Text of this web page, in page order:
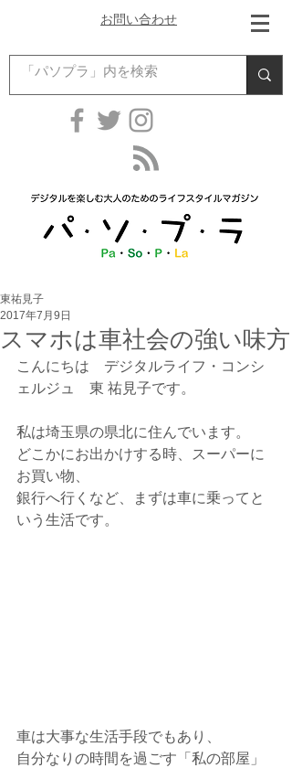
お問い合わせ
スマホは車社会の強い味方
東祐見子
2017年7月9日
こんにちは　デジタルライフ・コンシ
ェルジュ　東 祐見子です。
私は埼玉県の県北に住んでいます。
どこかにお出かけする時、スーパーに
お買い物、
銀行へ行くなど、まずは車に乗ってと
いう生活です。
車は大事な生活手段でもあり、
自分なりの時間を過ごす「私の部屋」